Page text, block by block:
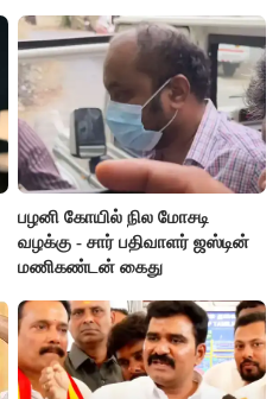
பழனி கோயில் நில மோசடி
வழக்கு - சார் பதிவாளர் ஜஸ்டின்
மணிகண்டன் கைது